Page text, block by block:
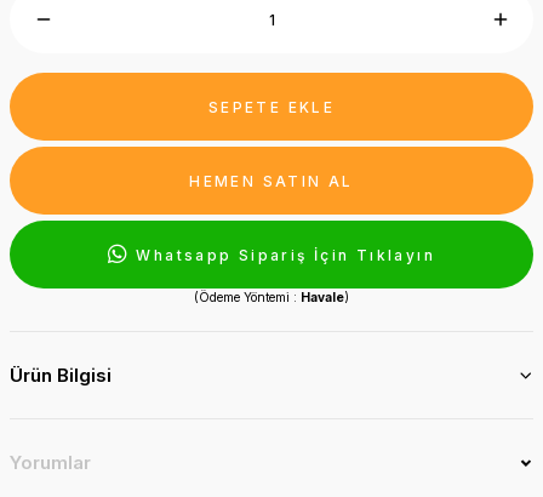
SEPETE EKLE
HEMEN SATIN AL
Whatsapp Sipariş İçin Tıklayın
(Ödeme Yöntemi : Havale)
Ürün Bilgisi
Yorumlar